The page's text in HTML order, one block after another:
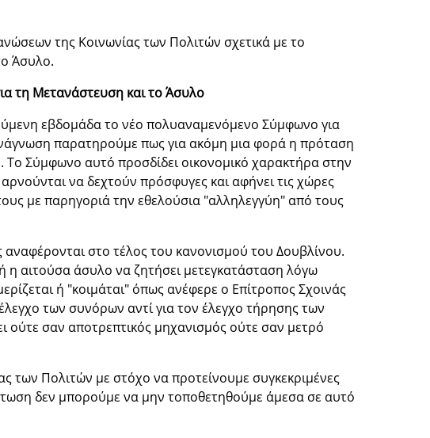
της Κοινωνίας των Πολιτών σχετικά με το
Άσυλο.
τη Μετανάστευση και το Άσυλο
εβδομάδα το νέο πολυαναμενόμενο Σύμφωνο για
παρατηρούμε πως για ακόμη μια φορά η πρόταση
Το Σύμφωνο αυτό προσδίδει οικονομικό χαρακτήρα στην
να δεχτούν πρόσφυγες και αφήνει τις χώρες
με παρηγοριά την εθελούσια "αλληλεγγύη" από τους
στο τέλος του κανονισμού του Δουβλίνου.
η αιτούσα άσυλο να ζητήσει μετεγκατάσταση λόγω
ή "κοιμάται" όπως ανέφερε ο Επίτροπος Σχοινάς
των συνόρων αντί για τον έλεγχο τήρησης των
ούτε σαν αποτρεπτικός μηχανισμός ούτε σαν μετρό
των Πολιτών με στόχο να προτείνουμε συγκεκριμένες
δεν μπορούμε να μην τοποθετηθούμε άμεσα σε αυτό